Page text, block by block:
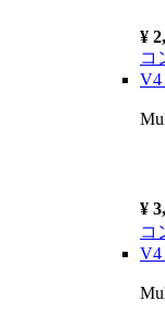
¥
コ
V4
¥
コ
V4